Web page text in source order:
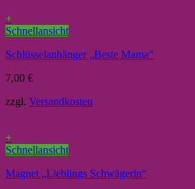
+
Schnellansicht
Schlüsselanhänger „Beste Mama“
7,00 €
zzgl. Versandkosten
+
Schnellansicht
Magnet „Lieblings Schwägerin“